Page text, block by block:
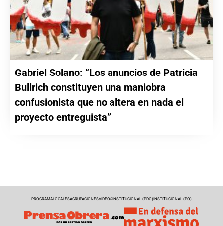
Gabriel Solano: “Los anuncios de Patricia
Bullrich constituyen una maniobra
confusionista que no altera en nada el
proyecto entreguista”
PROGRAMALOCALESAGRUPACIONESVIDEOSINSTITUCIONAL (PDO)INSTITUCIONAL (PO)